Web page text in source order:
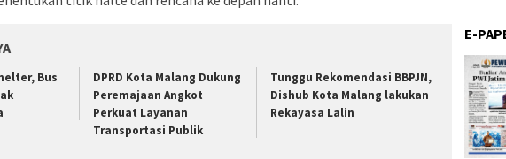
Bus
DPRD Kota Malang Dukung
Peremajaan Angkot
Perkuat Layanan
Transportasi Publik
Tunggu Rekomendasi BBPJN,
Dishub Kota Malang lakukan
Rekayasa Lalin
E-